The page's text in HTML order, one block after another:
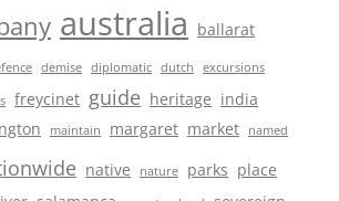
australia ballarat
demise diplomatic dutch excursions
freycinet guide heritage india
maintain margaret market named
native nature parks place